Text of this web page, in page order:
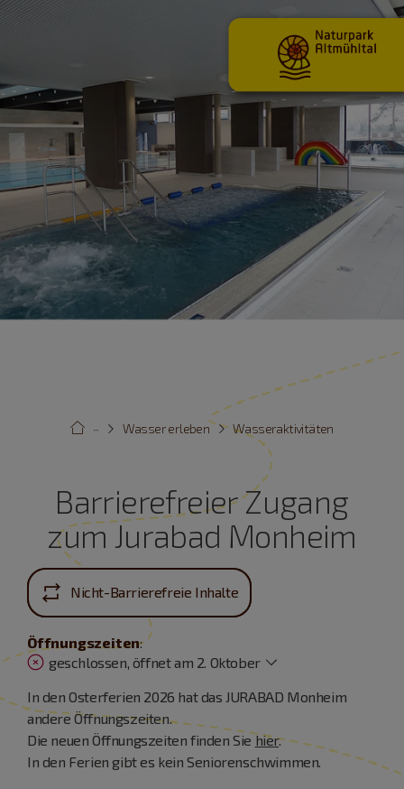
Wasseraktivitäten
Wasser erleben
···
Barrierefreier Zugang
zum Jurabad Monheim
Nicht-Barrierefreie Inhalte
Öffnungszeiten:
geschlossen, öffnet am 2. Oktober
In den Osterferien 2026 hat das JURABAD Monheim
andere Öffnungszeiten.
Die neuen Öffnungszeiten finden Siehier.
In den Ferien gibt es kein Seniorenschwimmen.